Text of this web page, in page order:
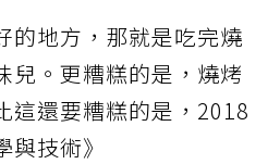
的地方，那就是吃完燒
兒。更糟糕的是，燒烤
這還要糟糕的是，2018
技術》